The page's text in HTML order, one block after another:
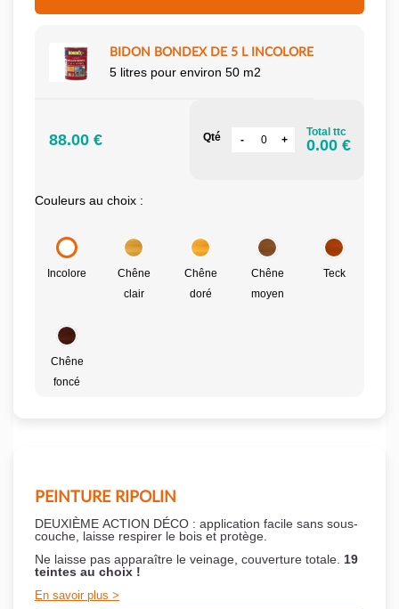
BIDON BONDEX DE 5 L INCOLORE
5 litres pour environ 50 m2
88.00 € Qté Total ttc
0.00 €
Couleurs au choix :
Incolore
Chêne
clair
Chêne
doré
Chêne
moyen
Teck
Chêne
foncé
PEINTURE RIPOLIN
DEUXIÈME ACTION DÉCO : application facile sans sous-
couche, laisse respirer le bois et protège.
Ne laisse pas apparaître le veinage, couverture totale. 19
teintes au choix !
En savoir plus